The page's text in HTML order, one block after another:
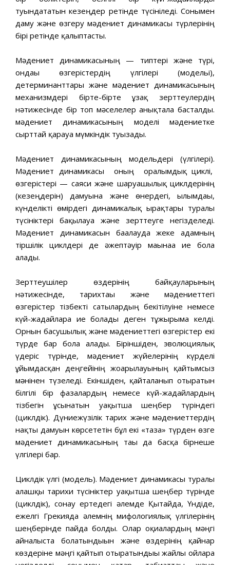
туындататын кезеңдер ретінде түсініледі. Сонымен
даму және өзгеру мәдениет динамикасы түрлерінің
бірі ретінде қалыптасты.
Мәдениет динамикасының — типтері және түрі,
ондағы өзгерістердің үлгілері (модельі),
детерминанттары және мәдениет динамикасының
механизмдері бірте-бірте ұзақ зерттеулердің
нәтижесінде бір топ мәселелер анықтала басталды.
мәдениет динамикасының моделі мәдениетке
сырттай қарауға мүмкіндік туғызады.
Мәдениет динамикасының модельдері (үлгілері).
Мәдениет динамикасы оның оралымдық циклі,
өзгерістері — саяси және шаруашылық циклдерінің
(кезеңдерін) дамуына және өнердегі, ғылымдағы,
күнделікті өмірдегі динамикалық ырғақтары туралы
түсініктері бақылауға және зерттеуге негізделеді.
Мәдениет динамикасын бағалауда жеке адамның
тіршілік циклдері де әжептәуір мағынаға ие бола
алады.
Зерттеушілер өздерінің байқауларының
нәтижесінде, тарихтағы және мәдениеттегі
өзгерістер тізбекті сатылардың бекітілуіне немесе
күй-жағдайларға ие болады деген тұжырымға келді.
Орнын басушылық және мәдениеттегі өзгерістер екі
түрде бар бола алады. Біріншіден, эволюциялық
үдеріс түрінде, мәдениет жүйелерінің күрделі
ұйымдасқан деңгейінің жоғарылауының қайтымсыз
мәнінен түзеледі. Екіншіден, қайталанып отыратын
білгілі бір фазалардың немесе күй-жағдайлардың
тізбегін ұсынатын уақытша шеңбер түріндегі
(циклдік). Дүниежүзілік тарих және мәдениеттердің
нақты дамуын көрсететін бұл екі «таза» түрден өзге
мәдениет динамикасының тағы да басқа бірнеше
үлгілері бар.
Циклдік үлгі (модель). Мәдениет динамикасы туралы
алғашқы тарихи түсініктер уақытша шеңбер түрінде
(циклдік), сонау ертедегі әлемде Қытайда, Үндіде,
ежелгі Грекияда әлемнің мифологиялық үлгілерінің
шеңберінде пайда болды. Олар оқиғалардың мәңгі
айналыста болатындығын және өздерінің қайнар
көздеріне мәңгі қайтып отыратындығы жайлы ойларға